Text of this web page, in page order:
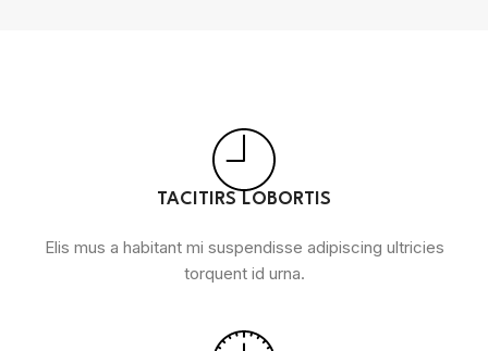
TACITIRS LOBORTIS
Elis mus a habitant mi suspendisse adipiscing ultricies
torquent id urna.